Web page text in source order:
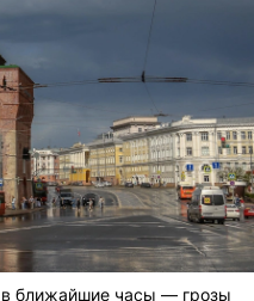
ближайшие часы — грозы